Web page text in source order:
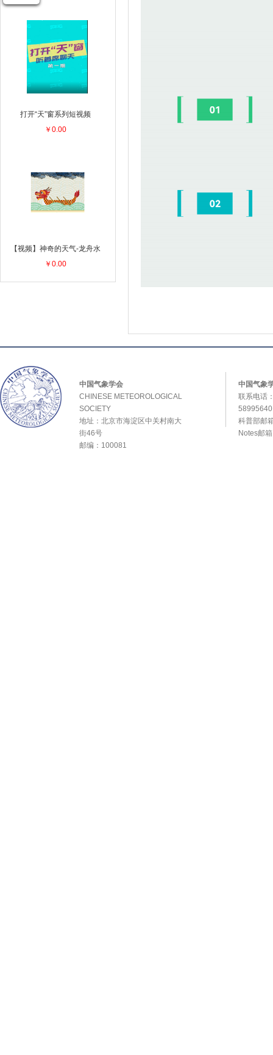
打开“天”窗系列短视频
￥0.00
【视频】神奇的天气-龙舟水
￥0.00
中国气象学会
CHINESE METEOROLOGICAL
SOCIETY
地址：北京市海淀区中关村南大
街46号
邮编：100081
中国气象
联系电话
科普部邮
Notes邮